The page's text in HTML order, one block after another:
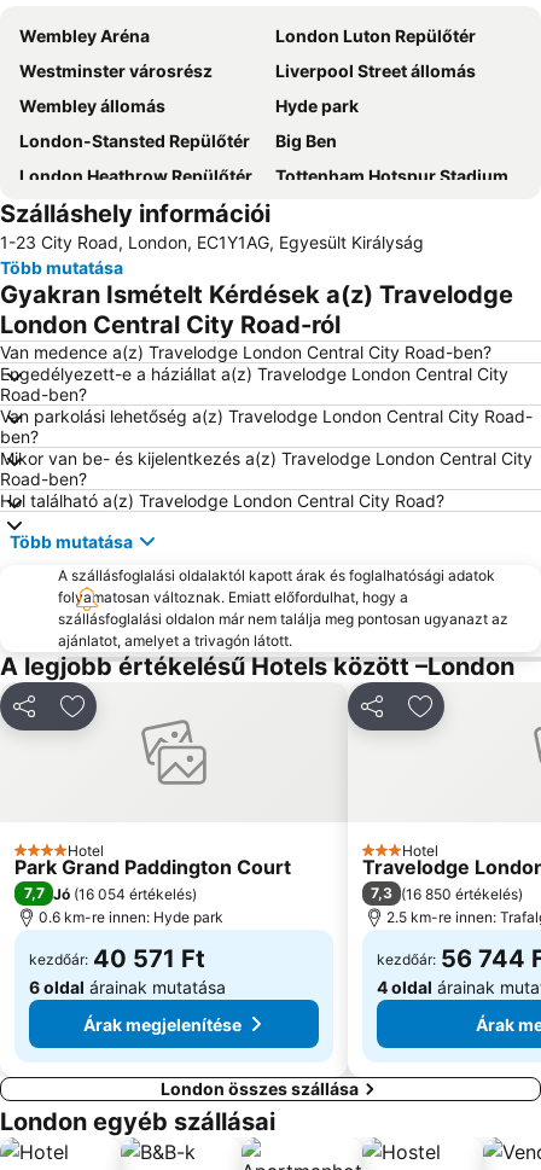
Wembley Aréna
London Luton Repülőtér
Westminster városrész
Liverpool Street állomás
Wembley állomás
Hyde park
London-Stansted Repülőtér
Big Ben
London Heathrow Repülőtér
Tottenham Hotspur Stadium
Kings Cross Pályaudvar
Kensington városrész
Paddington állomás
Camden Town városrész
Buckingham Palace
Brit Múzeum
London Gatwick Repülőtér
Tower of London
South Kensington
Golders Green Metro Station
SoHo városrész
Tottenham
O2 Aréna
St Pancras
Covent Garden városrész
Victoria állomás
Waterloo Station
Stratford Centre
Tower-híd
Emirates Stadium
Oxford Street
Chelsea
Warner Bros Studio Tour
Bloomsbury városrész
Earls Court városrész
Crystal Palace
Westfield Stratford városnegyed
Greenwich Park
Pimlico
Royal Albert koncertterem
King's Cross Station
The London Eye óriáskerék
Szálláshely információi
1-23 City Road, London, EC1Y1AG, Egyesült Királyság
Több mutatása
Gyakran Ismételt Kérdések a(z) Travelodge
London Central City Road-ról
Van medence a(z) Travelodge London Central City Road-ben?
Engedélyezett-e a háziállat a(z) Travelodge London Central City
Road-ben?
Van parkolási lehetőség a(z) Travelodge London Central City Road-
ben?
Mikor van be- és kijelentkezés a(z) Travelodge London Central City
Road-ben?
Hol található a(z) Travelodge London Central City Road?
Több mutatása
A szállásfoglalási oldalaktól kapott árak és foglalhatósági adatok
folyamatosan változnak. Emiatt előfordulhat, hogy a
szállásfoglalási oldalon már nem találja meg pontosan ugyanazt az
ajánlatot, amelyet a trivagón látott.
A legjobb értékelésű Hotels között –London
MegosztásHozzáadás a kedvencekhez
4 Kategória
Hotel
Park Grand Paddington Court
7,7 Jó (16 054 értékelés)
0.6 km-re innen: Hyde park
kezdőár: 40 571 Ft
6 oldal árainak mutatása
Árak megjelenítése
MegosztásHozzáadás
3 Kategória
Hotel
Travelodge
7,3 (16 850 értékelés)
2.5 km-re innen:
kezdőár: 56 744
4 oldal árainak
Árak
London összes szállása
London egyéb szállásai